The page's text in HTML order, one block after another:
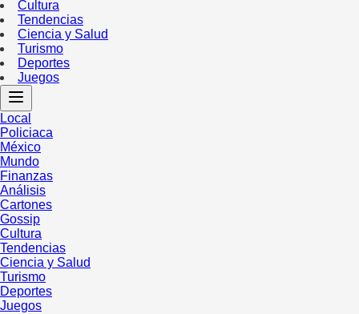
Cultura
Tendencias
Ciencia y Salud
Turismo
Deportes
Juegos
Local
Policiaca
México
Mundo
Finanzas
Análisis
Cartones
Gossip
Cultura
Tendencias
Ciencia y Salud
Turismo
Deportes
Juegos